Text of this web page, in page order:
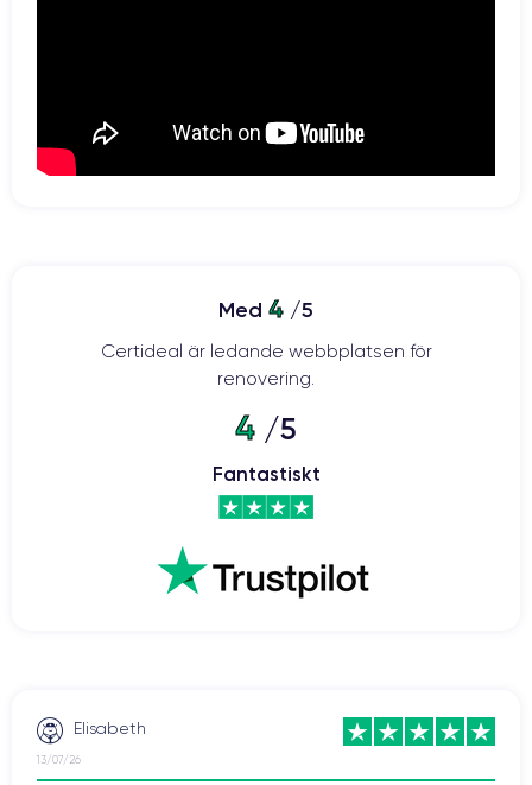
Med 4 /5
Certideal är ledande webbplatsen för
renovering.
4 /5
Fantastiskt
Elisabeth
13/07/26